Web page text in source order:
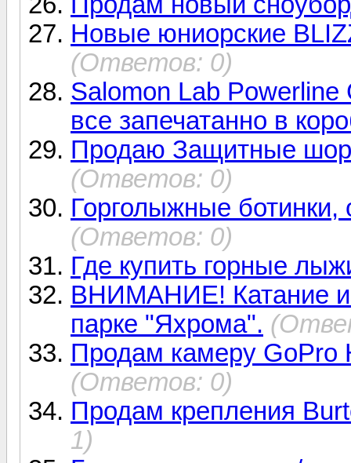
Новые юниорские
(Ответов: 0)
Salomon Lab
все запечатанно в
Продаю Защитныe
(Ответов: 0)
Горголыжные
(Ответов: 0)
Где купить горные
ВНИМАНИЕ! Катание и
парке "Яхрома".
Продам камеру GoPro
(Ответов: 0)
Продам крепления
1)